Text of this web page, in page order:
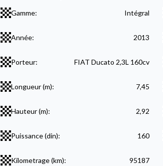
Gamme: Intégral
Année: 2013
Porteur: FIAT Ducato 2,3L 160cv
Longueur (m): 7,45
Hauteur (m): 2,92
Puissance (din): 160
Kilometrage (km): 95187